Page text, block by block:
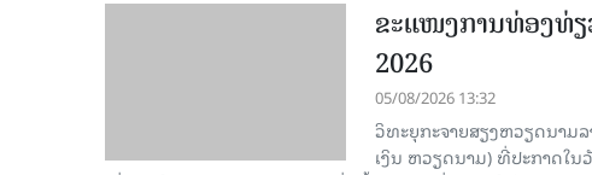
ຂະ​ແໜງ​ການ​ທ່ອງ​ທ່ຽ
2026
05/08/2026 13:32
ວິທະຍຸກະຈາຍສຽງຫວຽດນາມ
ເງິນ ຫວຽດ​ນາມ) ທີ່ປະ​ກາດ​ໃ